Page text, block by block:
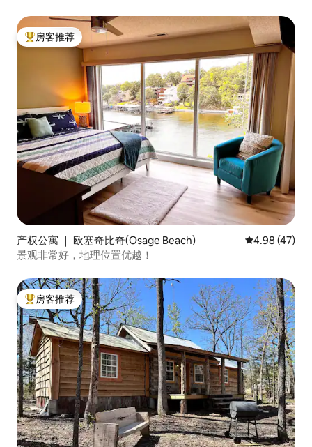
热门「房客推荐」
房客推荐
产权公寓 ｜ 欧塞奇比奇(Osage Beach) 平均评分
4.98 (47)
景观非常好，地理位置优越！
热门「房客推荐」
房客推荐